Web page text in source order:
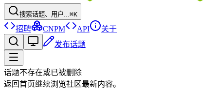
搜索话题、用户...⌘K
招聘 CNPM API
关于
发布话题
话题不存在或已被删除
返回首页继续浏览社区最新内容。